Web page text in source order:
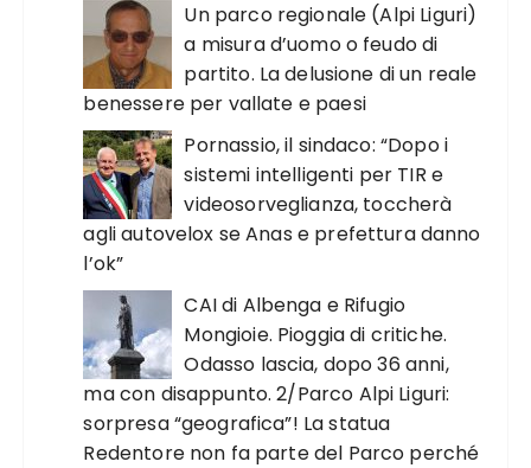
Un parco regionale (Alpi Liguri)
a misura d’uomo o feudo di
partito. La delusione di un reale
benessere per vallate e paesi
Pornassio, il sindaco: “Dopo i
sistemi intelligenti per TIR e
videosorveglianza, toccherà
agli autovelox se Anas e prefettura danno
l’ok”
CAI di Albenga e Rifugio
Mongioie. Pioggia di critiche.
Odasso lascia, dopo 36 anni,
ma con disappunto. 2/Parco Alpi Liguri:
sorpresa “geografica”! La statua
Redentore non fa parte del Parco perché